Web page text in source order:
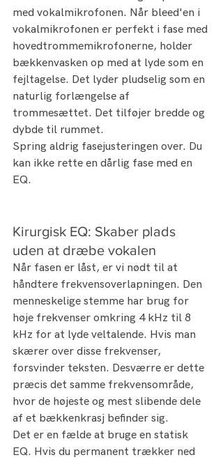
med vokalmikrofonen. Når bleed'en i
vokalmikrofonen er perfekt i fase med
hovedtrommemikrofonerne, holder
bækkenvasken op med at lyde som en
fejltagelse. Det lyder pludselig som en
naturlig forlængelse af
trommesættet. Det tilføjer bredde og
dybde til rummet.
Spring aldrig fasejusteringen over. Du
kan ikke rette en dårlig fase med en
EQ.
Kirurgisk EQ: Skaber plads
uden at dræbe vokalen
Når fasen er låst, er vi nødt til at
håndtere frekvensoverlapningen. Den
menneskelige stemme har brug for
høje frekvenser omkring 4 kHz til 8
kHz for at lyde veltalende. Hvis man
skærer over disse frekvenser,
forsvinder teksten. Desværre er dette
præcis det samme frekvensområde,
hvor de højeste og mest slibende dele
af et bækkenkrasj befinder sig.
Det er en fælde at bruge en statisk
EQ. Hvis du permanent trækker ned